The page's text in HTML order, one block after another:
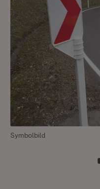
Symbolbild